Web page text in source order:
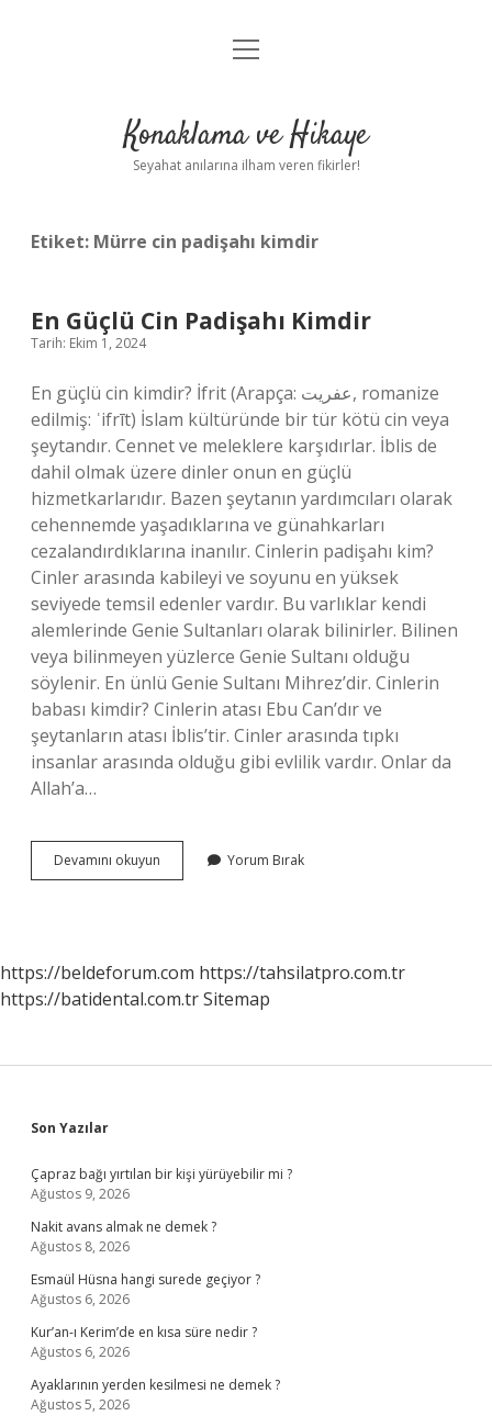
Anasayfa
Yasal Uyarı
menüyü
Konaklama ve Hikaye
Seyahat anılarına ilham veren fikirler!
Etiket: Mürre cin padişahı kimdir
En Güçlü Cin Padişahı Kimdir
Tarih: Ekim 1, 2024
En güçlü cin kimdir? İfrit (Arapça: عفريت‎, romanize
edilmiş: ʿifrīt) İslam kültüründe bir tür kötü cin veya
şeytandır. Cennet ve meleklere karşıdırlar. İblis de
dahil olmak üzere dinler onun en güçlü
hizmetkarlarıdır. Bazen şeytanın yardımcıları olarak
cehennemde yaşadıklarına ve günahkarları
cezalandırdıklarına inanılır. Cinlerin padişahı kim?
Cinler arasında kabileyi ve soyunu en yüksek
seviyede temsil edenler vardır. Bu varlıklar kendi
alemlerinde Genie Sultanları olarak bilinirler. Bilinen
veya bilinmeyen yüzlerce Genie Sultanı olduğu
söylenir. En ünlü Genie Sultanı Mihrez’dir. Cinlerin
babası kimdir? Cinlerin atası Ebu Can’dır ve
şeytanların atası İblis’tir. Cinler arasında tıpkı
insanlar arasında olduğu gibi evlilik vardır. Onlar da
Allah’a…
Devamını okuyun
Güçlü
Yorum Bırak
https://beldeforum.com https://tahsilatpro.com.tr
https://batidental.com.trSitemap
Sidebar
Son Yazılar
Çapraz bağı yırtılan bir kişi yürüyebilir mi ?
Ağustos 9, 2026
Nakit avans almak ne demek ?
Ağustos 8, 2026
Esmaül Hüsna hangi surede geçiyor ?
Ağustos 6, 2026
Kur’an-ı Kerim’de en kısa süre nedir ?
Ağustos 6, 2026
Ayaklarının yerden kesilmesi ne demek ?
Ağustos 5, 2026